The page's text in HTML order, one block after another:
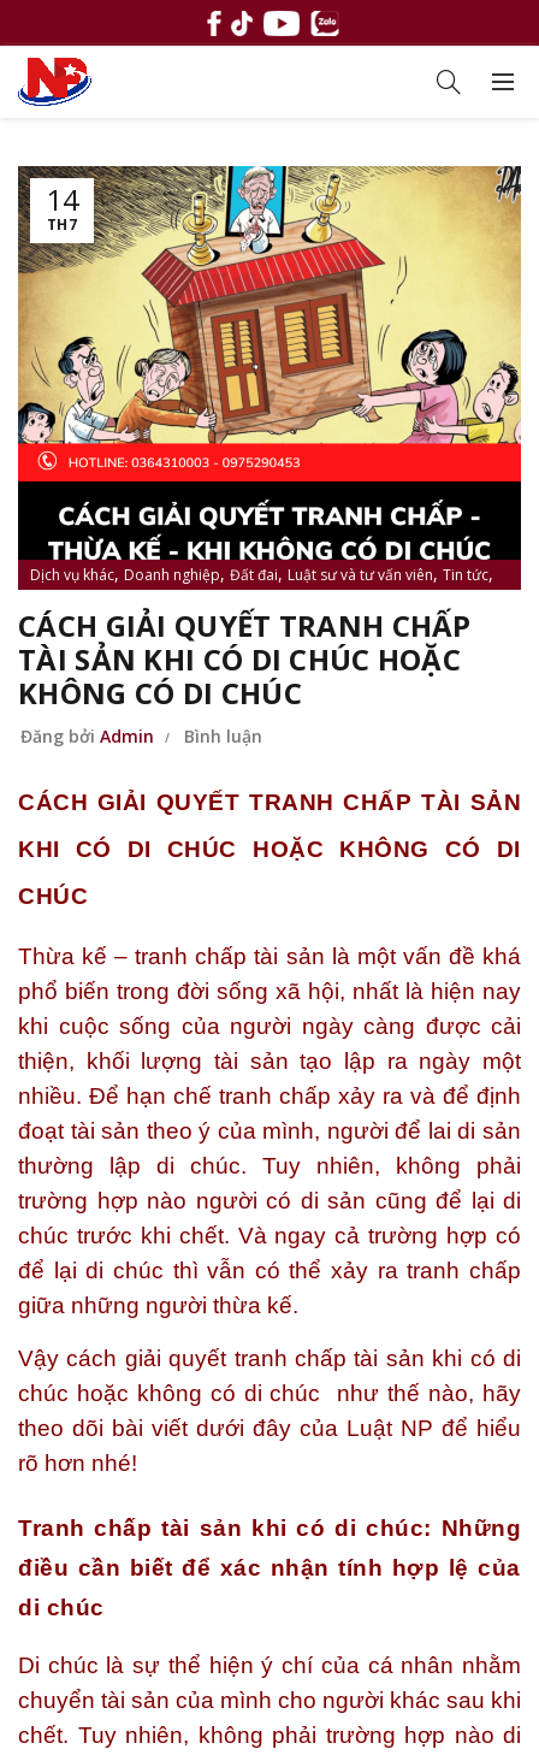
14
TH7
Dịch vụ khác, Doanh nghiệp, Đất đai, Luật sư và tư vấn viên, Tin tức,
Tin tức Nguyên Phát Tin tức pháp luật
CÁCH GIẢI QUYẾT TRANH CHẤP
TÀI SẢN KHI CÓ DI CHÚC HOẶC
KHÔNG CÓ DI CHÚC
Đăng bởi Admin Bình luận
CÁCH GIẢI QUYẾT TRANH CHẤP TÀI SẢN
KHI CÓ DI CHÚC HOẶC KHÔNG CÓ DI
CHÚC
Thừa kế – tranh chấp tài sản là một vấn đề khá
phổ biến trong đời sống xã hội, nhất là hiện nay
khi cuộc sống của người ngày càng được cải
thiện, khối lượng tài sản tạo lập ra ngày một
nhiều. Để hạn chế tranh chấp xảy ra và để định
đoạt tài sản theo ý của mình, người để lai di sản
thường lập di chúc. Tuy nhiên, không phải
trường hợp nào người có di sản cũng để lại di
chúc trước khi chết. Và ngay cả trường hợp có
để lại di chúc thì vẫn có thể xảy ra tranh chấp
giữa những người thừa kế.
Vậy cách giải quyết tranh chấp tài sản khi có di
chúc hoặc không có di chúc như thế nào, hãy
theo dõi bài viết dưới đây của Luật NP để hiểu
rõ hơn nhé!
Tranh chấp tài sản khi có di chúc: Những
điều cần biết để xác nhận tính hợp lệ của
di chúc
Di chúc là sự thể hiện ý chí của cá nhân nhằm
chuyển tài sản của mình cho người khác sau khi
chết. Tuy nhiên, không phải trường hợp nào di